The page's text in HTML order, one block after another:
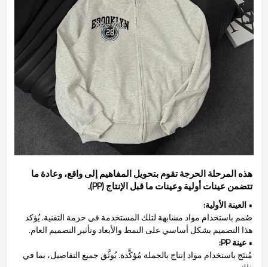
هذه المرحلة الحرجة تقوم بتحويل المفاهيم إلى واقع، وعادة ما
تتضمن عينات أولية وعينات ما قبل الإنتاج (PP).
• العينة الأولية:
صُمم باستخدام مواد مشابهة لتلك المستخدمة في حزمة التقنية. يُؤكد
هذا التصميم بشكل أساسي على النمط والأبعاد وتأثير التصميم العام.
• عينة PP:
مُنتَج باستخدام مواد إنتاج بالجملة مُؤكَّدة. يُوثَّق جميع التفاصيل، بما في